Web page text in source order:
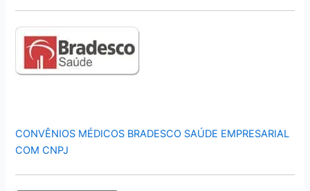
CONVÊNIOS MÉDICOS BRADESCO SAÚDE EMPRESARIAL
COM CNPJ